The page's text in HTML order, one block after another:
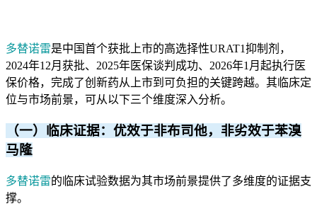
多替诺雷是中国首个获批上市的高选择性URAT1抑制剂，
2024年12月获批、2025年医保谈判成功、2026年1月起执行医
保价格，完成了创新药从上市到可负担的关键跨越。其临床定
位与市场前景，可从以下三个维度深入分析。
（一）临床证据：优效于非布司他，非劣效于苯溴
马隆
多替诺雷的临床试验数据为其市场前景提供了多维度的证据支
撑。